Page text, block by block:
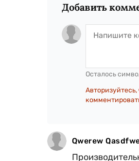
Добавить
Осталось
Qwerew